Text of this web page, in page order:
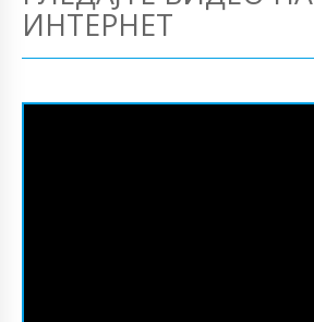
ИНТЕРНЕТ